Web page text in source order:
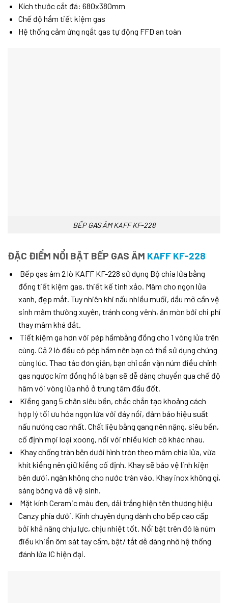
Kích thước cắt đá: 680x380mm
Chế độ hầm tiết kiệm gas
Hệ thống cảm ứng ngắt gas tự động FFD an toàn
BẾP GAS ÂM KAFF KF-228
ĐẶC ĐIỂM NỔI BẬT BẾP GAS ÂM KAFF KF-228
Bếp gas âm 2 lò KAFF KF-228 sử dụng Bộ chia lửa bằng
đồng tiết kiệm gas, thiết kế tinh xảo. Mâm cho ngọn lửa
xanh, đẹp mắt. Tuy nhiên khi nấu nhiều muối, dầu mỡ cần vệ
sinh mâm thường xuyên, tránh cong vênh, ăn mòn bởi chi phí
thay mâm khá đắt.
Tiết kiệm ga hơn với pép hầmbằng đồng cho 1 vòng lửa trên
cùng. Cả 2 lò đều có pép hầm nên bạn có thể sử dụng chúng
cùng lúc. Thao tác đơn giản, bạn chỉ cần vặn núm điều chỉnh
gas ngược kim đồng hồ là bạn sẽ dễ dàng chuyển qua chế độ
hâm với vòng lửa nhỏ ở trung tâm đầu đốt.
Kiềng gang 5 chân siêu bền, chắc chắn tạo khoảng cách
hợp lý tối ưu hóa ngọn lửa với đáy nồi, đảm bảo hiệu suất
nấu nướng cao nhất. Chất liệu bằng gang nên nặng, siêu bền,
cố định mọi loại xoong, nồi với nhiều kích cỡ khác nhau.
Khay chống tràn bên dưới hình tròn theo mâm chia lửa, vừa
khít kiềng nên giữ kiềng cố định. Khay sẽ bảo vệ linh kiện
bên dưới, ngăn không cho nước tràn vào. Khay inox không gỉ,
sáng bóng và dễ vệ sinh.
Mặt kính Ceramic màu đen, dải trắng hiện tên thương hiệu
Canzy phía dưới. Kính chuyên dụng dành cho bếp cao cấp
bởi khả năng chịu lực, chịu nhiệt tốt. Nổi bật trên đó là núm
điều khiển ôm sát tay cầm, bật/ tắt dễ dàng nhờ hệ thống
đánh lửa IC hiện đại.